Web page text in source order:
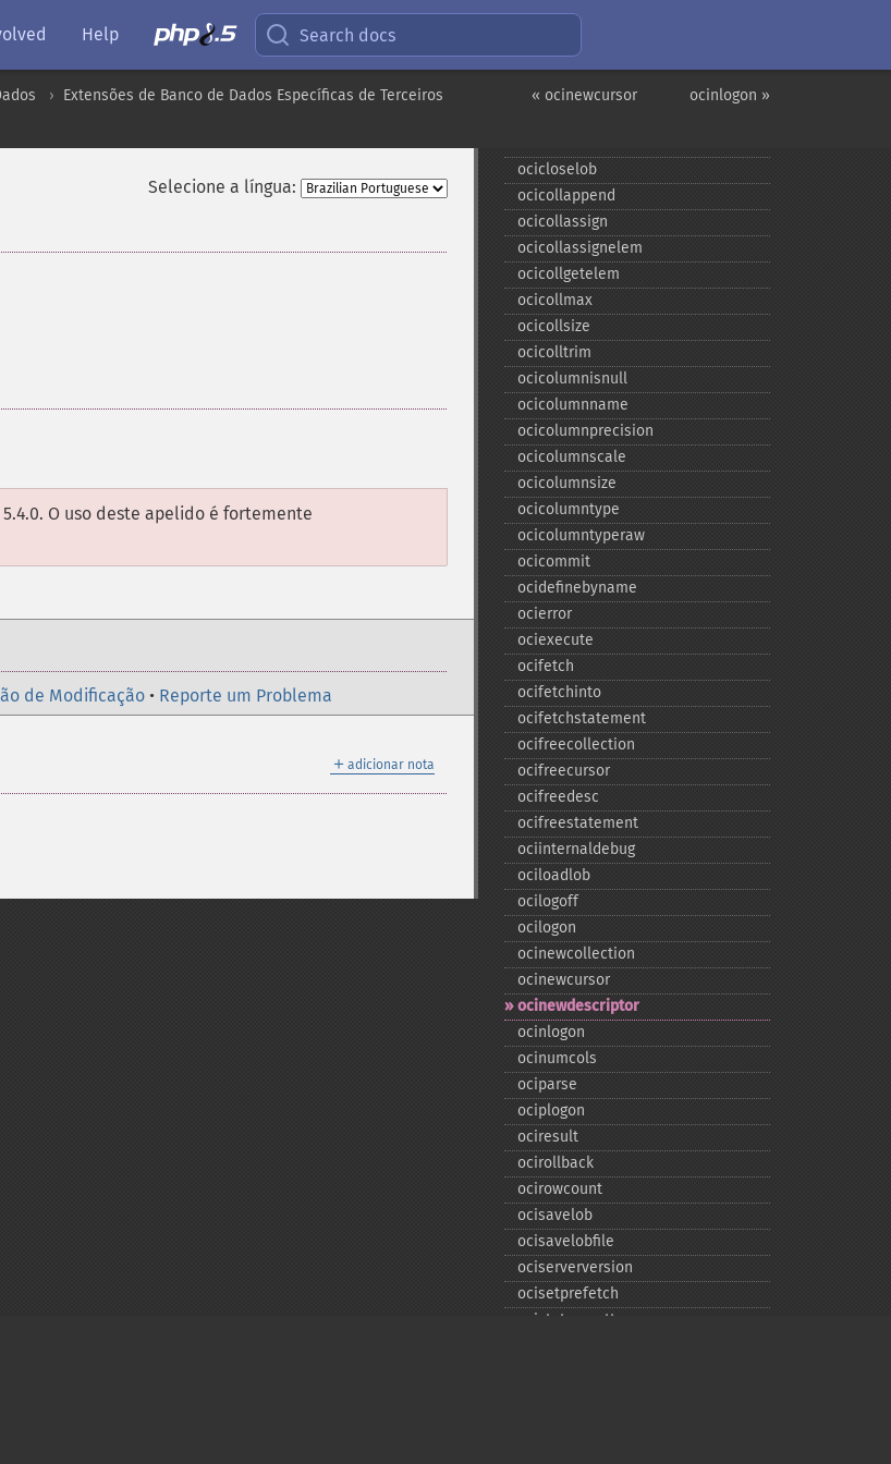
Help Search docs
ocinlogon »
« ocinewcursor
Extensões de Banco de Dados Específicas de Terceiros
Selecione a língua:
O uso deste apelido é fortemente
de Modificação • Reporte um Problema
＋ adicionar nota
Funções e sinônimos e
obsoletos do OCI8
oci_​internal_​debug
ocicloselob
ocicollappend
ocicollassign
ocicollassignelem
ocicollgetelem
ocicollmax
ocicollsize
ocicolltrim
ocicolumnisnull
ocicolumnname
ocicolumnprecision
ocicolumnscale
ocicolumnsize
ocicolumntype
ocicolumntyperaw
ocicommit
ocidefinebyname
ocierror
ociexecute
ocifetch
ocifetchinto
ocifetchstatement
ocifreecollection
ocifreecursor
ocifreedesc
ocifreestatement
ociinternaldebug
ociloadlob
ocilogoff
ocilogon
ocinewcollection
ocinewcursor
ocinewdescriptor
ocinlogon
ocinumcols
ociparse
ociplogon
ociresult
ocirollback
ocirowcount
ocisavelob
ocisavelobfile
ociserverversion
ocisetprefetch
ocistatementtype